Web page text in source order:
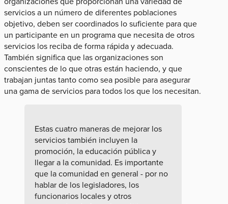
servicios a un número de diferentes poblaciones
objetivo, deben ser coordinados lo suficiente para que
un participante en un programa que necesita de otros
servicios los reciba de forma rápida y adecuada.
También significa que las organizaciones son
conscientes de lo que otras están haciendo, y que
trabajan juntas tanto como sea posible para asegurar
una gama de servicios para todos los que los necesitan.
Estas cuatro maneras de mejorar los
servicios también incluyen la
promoción, la educación pública y
llegar a la comunidad. Es importante
que la comunidad en general - por no
hablar de los legisladores, los
funcionarios locales y otros